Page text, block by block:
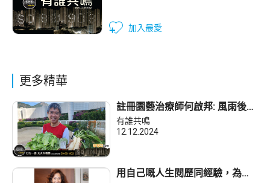
加入最愛
更多精華
註冊園藝治療師何啟邦: 風雨後的
蔬菜打動喪親婦女
有誰共鳴
12.12.2024
用自己嘅人生閱歷同經驗，為艱